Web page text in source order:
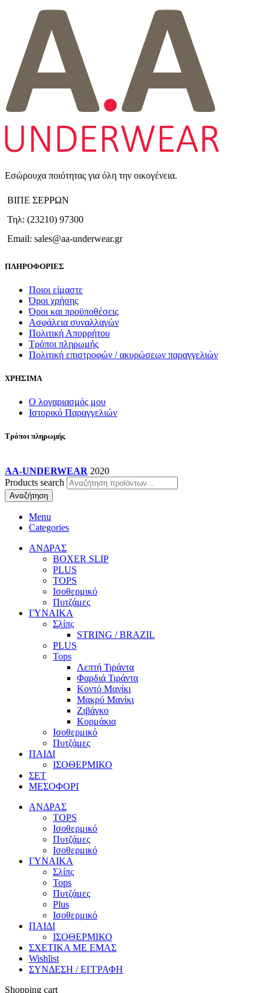
Εσώρουχα ποιότητας για όλη την οικογένεια.
ΒΙΠΕ ΣΕΡΡΩΝ
Τηλ: (23210) 97300
Email: sales@aa-underwear.gr
ΠΛΗΡΟΦΟΡΙΕΣ
Ποιοι είμαστε
Όροι χρήσης
Όροι και προϋποθέσεις
Ασφάλεια συναλλαγών
Πολιτική Απορρήτου
Τρόποι πληρωμής
Πολιτική επιστροφών / ακυρώσεων παραγγελιών
ΧΡΗΣΙΜΑ
Ο λογαριασμός μου
Ιστορικό Παραγγελιών
Τρόποι πληρωμής
AA-UNDERWEAR 2020
Products search
Αναζήτηση
Menu
Categories
ΑΝΔΡΑΣ
BOXER SLIP
PLUS
TOPS
Ισοθερμικό
Πυτζάμες
ΓΥΝΑΙΚΑ
Σλίπς
STRING / BRAZIL
PLUS
Tops
Λεπτή Τιράντα
Φαρδιά Τιράντα
Κοντό Μανίκι
Μακρύ Μανίκι
Ζιβάγκο
Κορμάκια
Ισοθερμικό
Πυτζάμες
ΠΑΙΔΙ
ΙΣΟΘΕΡΜΙΚΟ
ΣΕΤ
ΜΕΣΟΦΟΡΙ
ΑΝΔΡΑΣ
TOPS
Ισοθερμικό
Πυτζάμες
Ισοθερμικό
ΓΥΝΑΙΚΑ
Σλίπς
Tops
Πυτζάμες
Plus
Ισοθερμικό
ΠΑΙΔΙ
ΙΣΟΘΕΡΜΙΚΟ
ΣΧΕΤΙΚΑ ΜΕ ΕΜΑΣ
Wishlist
ΣΥΝΔΕΣΗ / ΕΓΓΡΑΦΗ
Shopping cart